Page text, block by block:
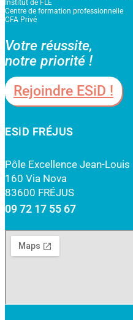
Institut de FLE
Centre de formation professionnelle
CFA Privé
Votre réussite,
notre priorité !
Rejoindre ESiD !
ESiD FRÉJUS
Pôle Excellence Jean-Louis
160 Via Nova
83600 FRÉJUS
09 72 17 55 67